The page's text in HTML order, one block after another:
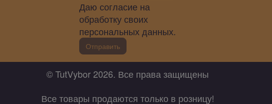
Даю согласие на
обработку своих
персональных данных.
Отправить
© TutVybor 2026. Все права защищены
Все товары продаются только в розницу!